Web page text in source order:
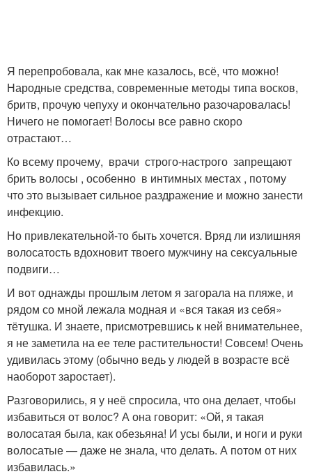
Я перепробовала, как мне казалось, всё, что можно!
Народные средства, современные методы типа восков,
бритв, прочую чепуху и окончательно разочаровалась!
Ничего не помогает! Волосы все равно скоро
отрастают…
Ко всему прочему, врачи строго-настрого запрещают
брить волосы , особенно в интимных местах , потому
что это вызывает сильное раздражение и можно занести
инфекцию.
Но привлекательной-то быть хочется. Вряд ли излишняя
волосатость вдохновит твоего мужчину на сексуальные
подвиги…
И вот однажды прошлым летом я загорала на пляже, и
рядом со мной лежала модная и «вся такая из себя»
тётушка. И знаете, присмотревшись к ней внимательнее,
я не заметила на ее теле растительности! Совсем! Очень
удивилась этому (обычно ведь у людей в возрасте всё
наоборот заростает).
Разговорились, я у неё спросила, что она делает, чтобы
избавиться от волос? А она говорит: «Ой, я такая
волосатая была, как обезьяна! И усы были, и ноги и руки
волосатые — даже не знала, что делать. А потом от них
избавилась.»